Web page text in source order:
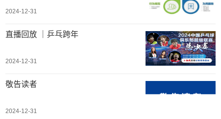
2024-12-31
直播回放 ｜乒乓跨年
2024-12-31
敬告读者
2024-12-31